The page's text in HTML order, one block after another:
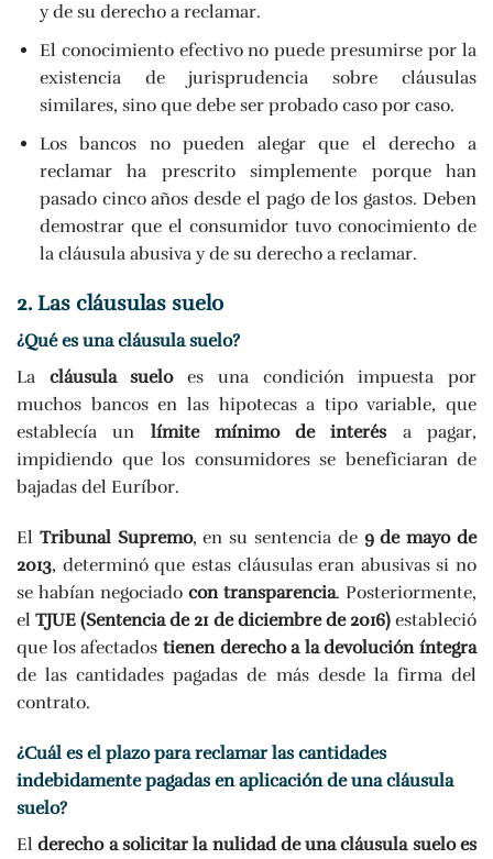
y de su derecho a reclamar.
El conocimiento efectivo no puede presumirse por la
existencia de jurisprudencia sobre cláusulas
similares, sino que debe ser probado caso por caso.
Los bancos no pueden alegar que el derecho a
reclamar ha prescrito simplemente porque han
pasado cinco años desde el pago de los gastos. Deben
demostrar que el consumidor tuvo conocimiento de
la cláusula abusiva y de su derecho a reclamar.
2. Las cláusulas suelo
¿Qué es una cláusula suelo?
La cláusula sueloes una condición impuesta por
muchos bancos en las hipotecas a tipo variable, que
establecía un límite mínimo de interés a pagar,
impidiendo que los consumidores se beneficiaran de
bajadas del Euríbor.
El Tribunal Supremo, en su sentencia de 9 de mayo de
2013, determinó que estas cláusulas eran abusivas si no
se habían negociado con transparencia. Posteriormente,
elTJUE (Sentencia de 21 de diciembre de 2016)estableció
que los afectados tienen derecho a la devolución íntegra
de las cantidades pagadas de más desde la firma del
contrato.
¿Cuál es el plazo para reclamar las cantidades
indebidamente pagadas en aplicación de una cláusula
suelo?
Elderecho a solicitar la nulidad de una cláusula suelo es